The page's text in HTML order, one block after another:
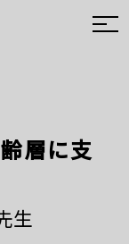
齢層に支
生